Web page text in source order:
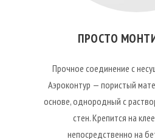
ПРОСТО
Прочное соединение с
Аэроконтур — пористый
основе, однородный с
стен. Крепится на
непосредственно на